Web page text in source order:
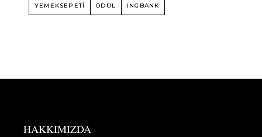
YEMEKSEPETI ÖDÜL INGBANK
HAKKIMIZDA